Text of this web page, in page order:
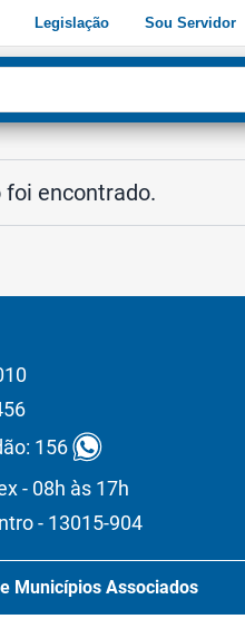
Legislação Sou Servidor
foi encontrado.
156
- 08h às 17h
- 13015-904
Municípios Associados